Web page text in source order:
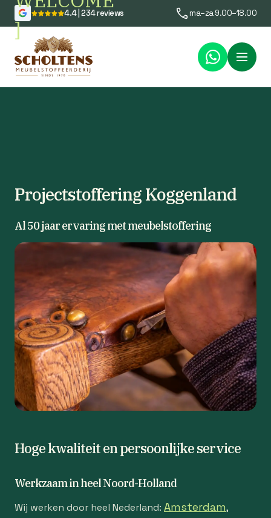
]
4.4 | 234 reviews ma–za 9.00–18.00
Menu
Projectstoffering Koggenland
Al 50 jaar ervaring met meubelstoffering
Hoge kwaliteit en persoonlijke service
Werkzaam in heel Noord-Holland
Wij werken door heel Nederland: Amsterdam,